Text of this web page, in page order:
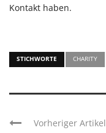
Kontakt haben.
STICHWORTE CHARITY
Vorheriger Artikel